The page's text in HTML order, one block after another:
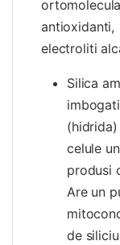
electroliti
Silica
celule
produsi
Are un
de